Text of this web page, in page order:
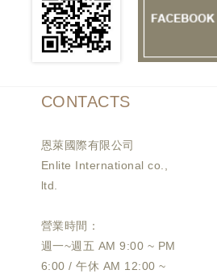
CONTACTS
恩萊國際有限公司
Enlite International co.,
ltd.
營業時間：
週一~週五 AM 9:00 ~ PM
6:00 / 午休 AM 12:00 ~